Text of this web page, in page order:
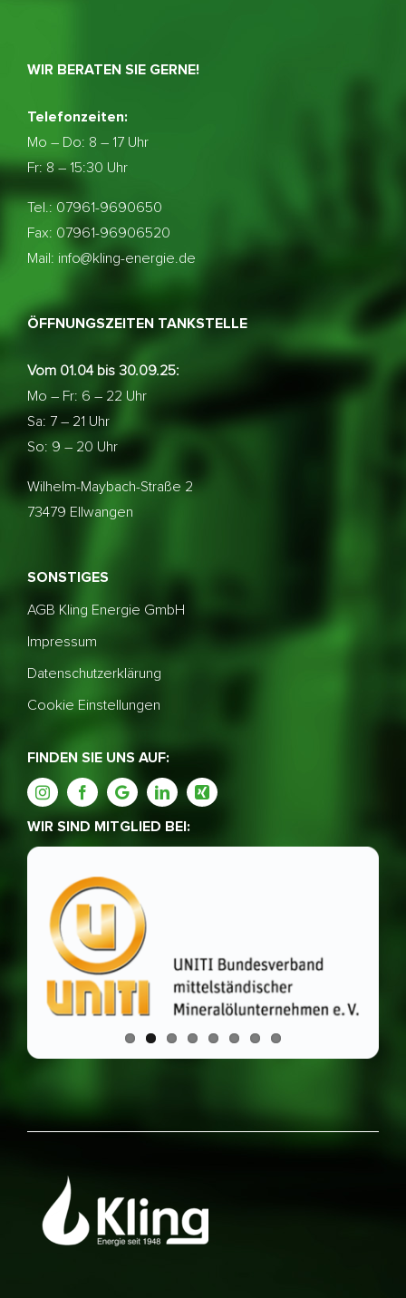
WIR BERATEN SIE GERNE!
Telefonzeiten:
Mo – Do: 8 – 17 Uhr
Fr: 8 – 15:30 Uhr
Tel.: 07961-9690650
Fax: 07961-96906520
Mail: info@kling-energie.de
ÖFFNUNGSZEITEN TANKSTELLE
Vom 01.04 bis 30.09.25:
Mo – Fr: 6 – 22 Uhr
Sa: 7 – 21 Uhr
So: 9 – 20 Uhr
Wilhelm-Maybach-Straße 2
73479 Ellwangen
SONSTIGES
AGB Kling Energie GmbH
Impressum
Datenschutzerklärung
Cookie Einstellungen
FINDEN SIE UNS AUF:
WIR SIND MITGLIED BEI: